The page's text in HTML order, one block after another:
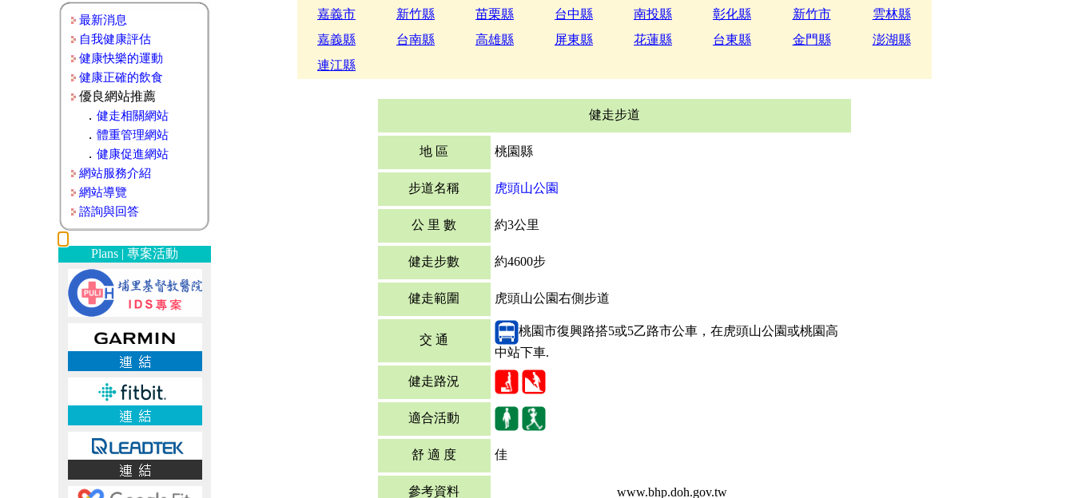
最新消息
自我健康評估
健康快樂的運動
健康正確的飲食
優良網站推薦
． 健走相關網站
． 體重管理網站
． 健康促進網站
網站服務介紹
網站導覽
諮詢與回答
Plans | 專案活動
嘉義市
新竹縣 苗栗縣 台中縣 南投縣 彰化縣 新竹市
雲林縣
嘉義縣
台南縣 高雄縣 屏東縣 花蓮縣 台東縣 金門縣
澎湖縣
連江縣
健走步道
地 區 桃園縣
步道名稱 虎頭山公園
公 里 數 約3公里
健走步數 約4600步
健走範圍 虎頭山公園右側步道
交 通
桃園市復興路搭5或5乙路市公車，在虎頭山公園或桃園高
中站下車.
健走路況
適合活動
舒 適 度 佳
參考資料 www.bhp.doh.gov.tw